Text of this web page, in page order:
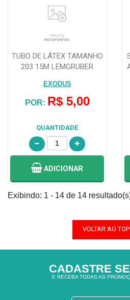
TUBO DE LÁTEX TAMANHO
203 15M LEMGRUBER
EXODUS
POR: R$ 5,00
QUANTIDADE
ADICIONAR
Exibindo: 1 - 14 de 14
VOLTAR AO
CADASTRE
E RECEBA TODAS AS